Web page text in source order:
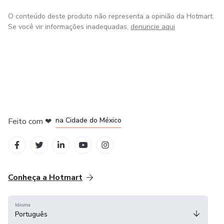
O conteúdo deste produto não representa a opinião da Hotmart.
Se você vir informações inadequadas, denuncie aqui
Feito com ❤ na Cidade do México
Conheça a Hotmart
Idioma
Português